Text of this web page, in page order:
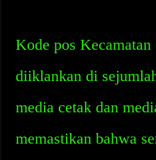
Kode pos
diiklankan di
media cetak dan
memastikan bahwa